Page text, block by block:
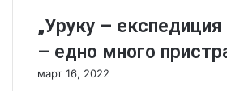
т
р
ъ
„Уруку –
– едно много
март 16, 2022